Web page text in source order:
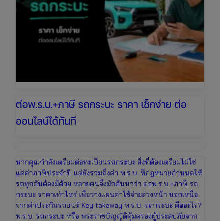
ต่อพ.ร.บ.+ภาษี รถกระบะ ราคา เช็กง่าย ต่อ
ออนไลน์ได้ทันที
หากคุณกำลังเตรียมต่อทะเบียนรถกระบะ สิ่งที่ต้องเตรียมไม่ใช่
แค่ค่าภาษีประจำปี แต่ยังรวมถึงค่า พ.ร.บ. ที่กฎหมายกำหนดให้
รถทุกคันต้องมีด้วย หลายคนจึงมักค้นหาว่า ต่อพ.ร.บ.+ภาษี รถ
กระบะ ราคาเท่าไหร่ เพื่อวางแผนค่าใช้จ่ายล่วงหน้า นอกเหนือ
จากค่าประกันรถยนต์ Key takeway พ.ร.บ. รถกระบะ คืออะไร?
พ.ร.บ. รถกระบะ หรือ พระราชบัญญัติคุ้มครองผู้ประสบภัยจาก